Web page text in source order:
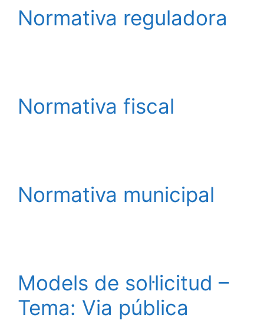
Normativa reguladora
Normativa fiscal
Normativa municipal
Models de sol·licitud –
Tema: Via pública